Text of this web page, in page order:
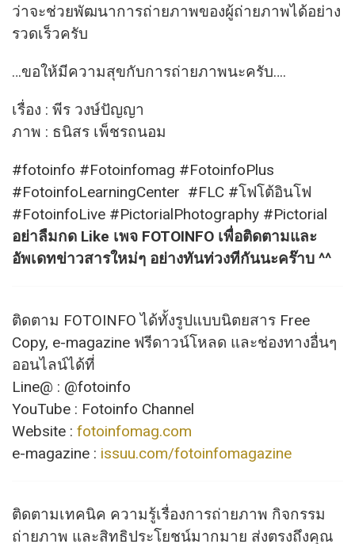
ว่าจะช่วยพัฒนาการถ่ายภาพของผู้ถ่ายภาพได้อย่าง
รวดเร็วครับ
…ขอให้มีความสุขกับการถ่ายภาพนะครับ….
เรื่อง : พีร วงษ์ปัญญา
ภาพ : ธนิสร เพ็ชรถนอม
#fotoinfo​ #Fotoinfomag​ #FotoinfoPlus​
#FotoinfoLearningCenter​ ​ #FLC​ #โฟโต้อินโฟ
#FotoinfoLive​ #PictorialPhotography #Pictorial
อย่าลืมกด Like เพจ FOTOINFO เพื่อติดตามและ
อัพเดทข่าวสารใหม่ๆ อย่างทันท่วงทีกันนะคร๊าบ ^^
ติดตาม FOTOINFO ได้ทั้งรูปแบบนิตยสาร Free
Copy, e-magazine ฟรีดาวน์โหลด และช่องทางอื่นๆ
ออนไลน์ได้ที่
Line@ : @fotoinfo
YouTube : Fotoinfo Channel
Website : fotoinfomag.com
e-magazine : issuu.com/fotoinfomagazine
ติดตามเทคนิค ความรู้เรื่องการถ่ายภาพ กิจกรรม
ถ่ายภาพ และสิทธิประโยชน์มากมาย ส่งตรงถึงคุณ